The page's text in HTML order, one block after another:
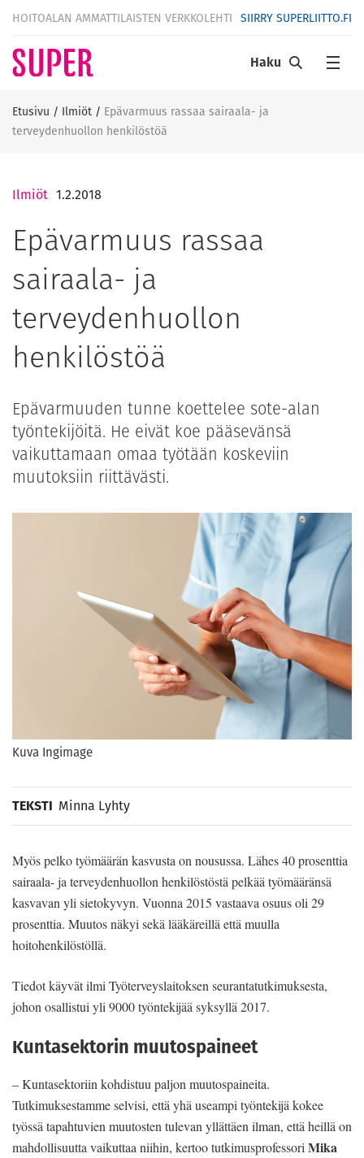
HOITOALAN AMMATTILAISTEN VERKKOLEHTI SIIRRY SUPERLIITTO.FI
Haku
Etusivu / Ilmiöt / Epävarmuus rassaa sairaala- ja
terveydenhuollon henkilöstöä
Ilmiöt 1.2.2018
Epävarmuus rassaa
sairaala- ja
terveydenhuollon
henkilöstöä
Epävarmuuden tunne koettelee sote-alan
työntekijöitä. He eivät koe pääsevänsä
vaikuttamaan omaa työtään koskeviin
muutoksiin riittävästi.
Kuva Ingimage
TEKSTI Minna Lyhty
Myös pelko työmäärän kasvusta on nousussa. Lähes 40 prosenttia
sairaala- ja terveydenhuollon henkilöstöstä pelkää työmääränsä
kasvavan yli sietokyvyn. Vuonna 2015 vastaava osuus oli 29
prosenttia. Muutos näkyi sekä lääkäreillä että muulla
hoitohenkilöstöllä.
Tiedot käyvät ilmi Työterveyslaitoksen seurantatutkimuksesta,
johon osallistui yli 9000 työntekijää syksyllä 2017.
Kuntasektorin muutospaineet
– Kuntasektoriin kohdistuu paljon muutospaineita.
Tutkimuksestamme selvisi, että yhä useampi työntekijä kokee
työssä tapahtuvien muutosten tulevan yllättäen ilman, että heillä on
mahdollisuutta vaikuttaa niihin, kertoo tutkimusprofessori Mika